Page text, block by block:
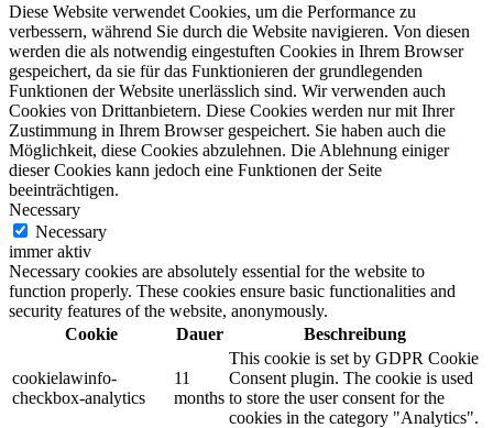
Diese Website verwendet Cookies, um die Performance zu
verbessern, während Sie durch die Website navigieren. Von diesen
werden die als notwendig eingestuften Cookies in Ihrem Browser
gespeichert, da sie für das Funktionieren der grundlegenden
Funktionen der Website unerlässlich sind. Wir verwenden auch
Cookies von Drittanbietern. Diese Cookies werden nur mit Ihrer
Zustimmung in Ihrem Browser gespeichert. Sie haben auch die
Möglichkeit, diese Cookies abzulehnen. Die Ablehnung einiger
dieser Cookies kann jedoch eine Funktionen der Seite
beeinträchtigen.
Necessary
Necessary
immer aktiv
Necessary cookies are absolutely essential for the website to
function properly. These cookies ensure basic functionalities and
security features of the website, anonymously.
Cookie
Dauer Beschreibung
cookielawinfo-
checkbox-analytics
11
months
This cookie is set by GDPR Cookie
Consent plugin. The cookie is used
to store the user consent for the
cookies in the category "Analytics".